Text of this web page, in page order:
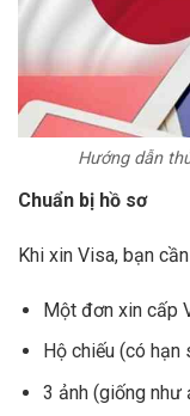
Hướng dẫn
Chuẩn bị hồ sơ
Khi xin Visa, bạn
Một đơn xin cấp
Hộ chiếu (có hạn
3 ảnh (giống như